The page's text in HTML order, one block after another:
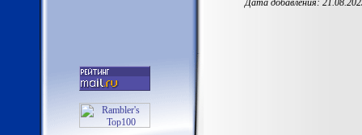
Дата добавления: